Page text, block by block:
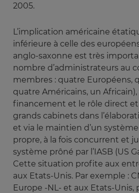
2005.
L’implication américaine
inférieure à celle des
anglo-saxonne est très
nombre d’administrateurs au
membres : quatre Européens,
quatre Américains, un Africain),
financement et le rôle direct
grands cabinets dans
et via le maintien d’un
propre, à la fois concurrent et
système prôné par l’IASB (US
Cette situation profite aux
aux Etats-Unis. Par exemple :
Europe -NL- et aux Etats-Unis,